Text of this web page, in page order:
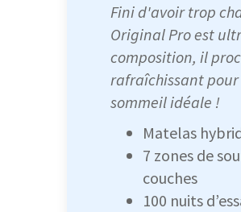
Fini d'avoir trop
Original Pro est
composition, il
rafraîchissant
sommeil idéale !
Matelas
7 zones de
couches
100 nuits